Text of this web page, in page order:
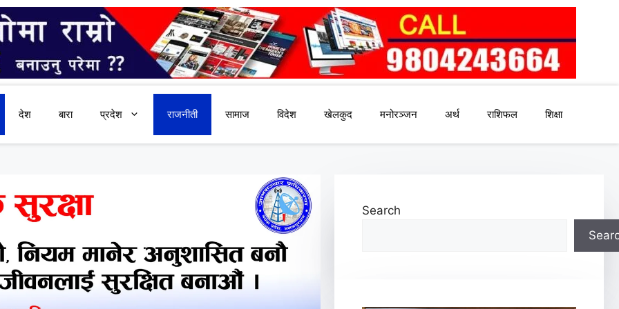
देश बारा प्रदेश राजनीती सामाज विदेश खेलकुद मनोरञ्जन अर्थ राशिफल शिक्षा
Search